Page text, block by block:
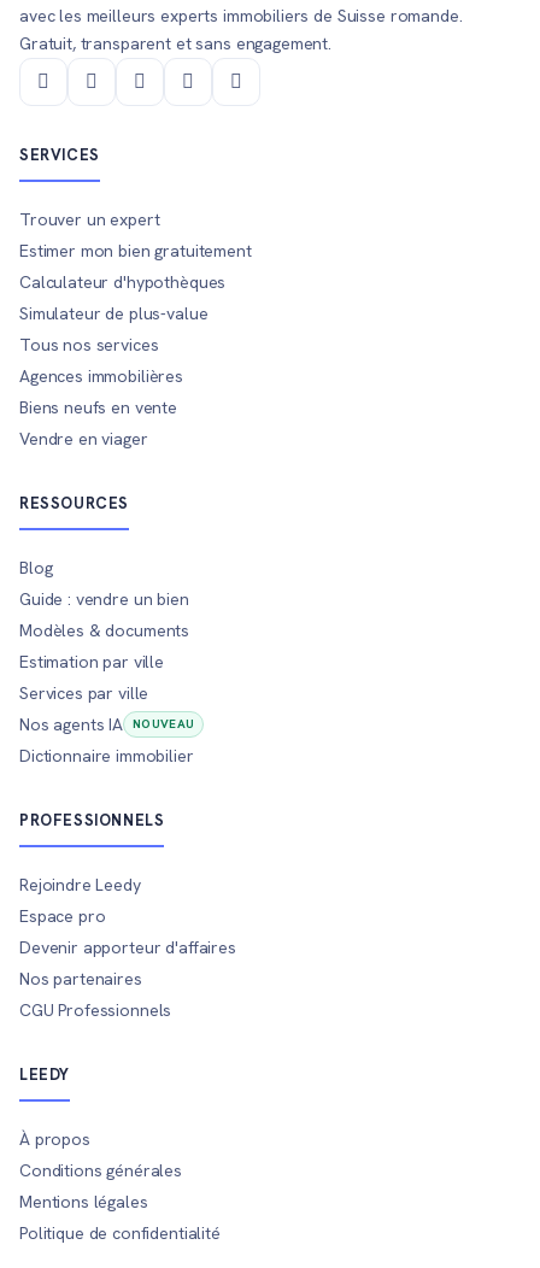
avec les meilleurs experts immobiliers de Suisse romande.
Gratuit, transparent et sans engagement.
SERVICES
Trouver un expert
Estimer mon bien gratuitement
Calculateur d'hypothèques
Simulateur de plus-value
Tous nos services
Agences immobilières
Biens neufs en vente
Vendre en viager
RESSOURCES
Blog
Guide : vendre un bien
Modèles & documents
Estimation par ville
Services par ville
Nos agents IA
NOUVEAU
Dictionnaire immobilier
PROFESSIONNELS
Rejoindre Leedy
Espace pro
Devenir apporteur d'affaires
Nos partenaires
CGU Professionnels
LEEDY
À propos
Conditions générales
Mentions légales
Politique de confidentialité